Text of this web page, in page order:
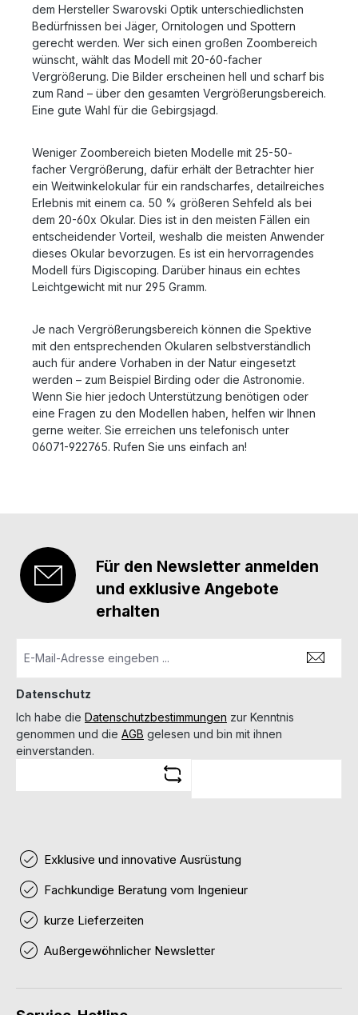
dem Hersteller Swarovski Optik unterschiedlichsten
Bedürfnissen bei Jäger, Ornitologen und Spottern
gerecht werden. Wer sich einen großen Zoombereich
wünscht, wählt das Modell mit 20-60-facher
Vergrößerung. Die Bilder erscheinen hell und scharf bis
zum Rand – über den gesamten Vergrößerungsbereich.
Eine gute Wahl für die Gebirgsjagd.
Weniger Zoombereich bieten Modelle mit 25-50-
facher Vergrößerung, dafür erhält der Betrachter hier
ein Weitwinkelokular für ein randscharfes, detailreiches
Erlebnis mit einem ca. 50 % größeren Sehfeld als bei
dem 20-60x Okular. Dies ist in den meisten Fällen ein
entscheidender Vorteil, weshalb die meisten Anwender
dieses Okular bevorzugen. Es ist ein hervorragendes
Modell fürs Digiscoping. Darüber hinaus ein echtes
Leichtgewicht mit nur 295 Gramm.
Je nach Vergrößerungsbereich können die Spektive
mit den entsprechenden Okularen selbstverständlich
auch für andere Vorhaben in der Natur eingesetzt
werden – zum Beispiel Birding oder die Astronomie.
Wenn Sie hier jedoch Unterstützung benötigen oder
eine Fragen zu den Modellen haben, helfen wir Ihnen
gerne weiter. Sie erreichen uns telefonisch unter
06071-922765. Rufen Sie uns einfach an!
Für den Newsletter anmelden
und exklusive Angebote
erhalten
Datenschutz
Ich habe die Datenschutzbestimmungen zur Kenntnis
genommen und die AGB gelesen und bin mit ihnen
einverstanden.
Exklusive und innovative Ausrüstung
Fachkundige Beratung vom Ingenieur
kurze Lieferzeiten
Außergewöhnlicher Newsletter